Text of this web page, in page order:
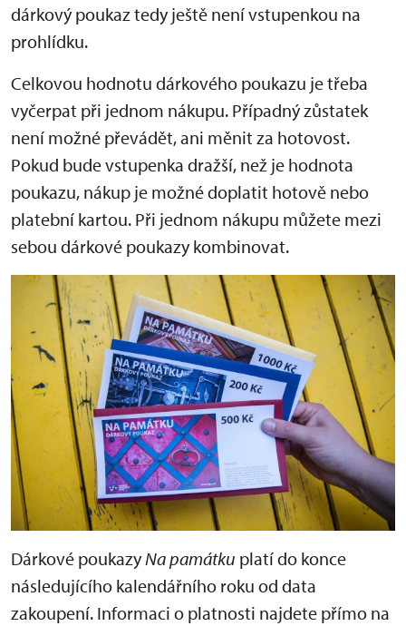
dárkový poukaz tedy ještě není vstupenkou na
prohlídku.
Celkovou hodnotu dárkového poukazu je třeba
vyčerpat při jednom nákupu. Případný zůstatek
není možné převádět, ani měnit za hotovost.
Pokud bude vstupenka dražší, než je hodnota
poukazu, nákup je možné doplatit hotově nebo
platební kartou. Při jednom nákupu můžete mezi
sebou dárkové poukazy kombinovat.
Dárkové poukazyNa památku platí do konce
následujícího kalendářního roku od data
zakoupení. Informaci o platnosti najdete přímo na